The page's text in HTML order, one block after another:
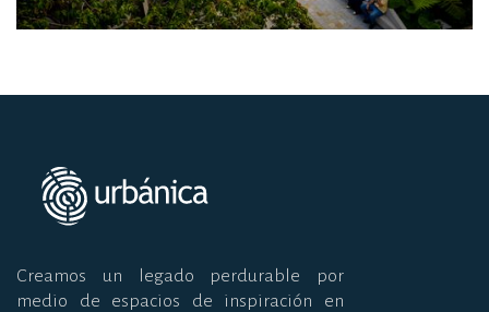
Creamos un legado perdurable por
medio de espacios de inspiración en